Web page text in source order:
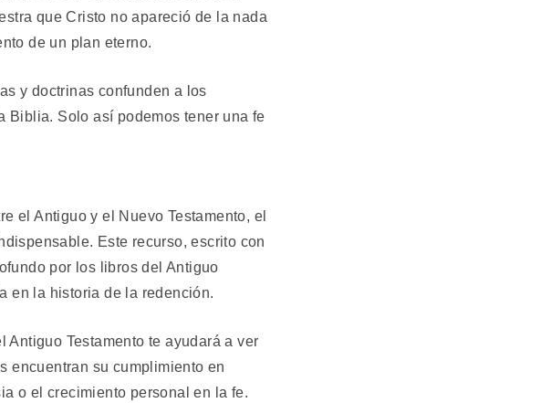
que Cristo no apareció de la nada
de un plan eterno.
y doctrinas confunden a los
Biblia. Solo así podemos tener una fe
el Antiguo y el Nuevo Testamento, el
Este recurso, escrito con
por los libros del Antiguo
en la historia de la redención.
Testamento te ayudará a ver
encuentran su cumplimiento en
o el crecimiento personal en la fe.